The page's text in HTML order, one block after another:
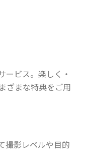
ービス。楽しく・
ざまな特典をご用
撮影レベルや目的